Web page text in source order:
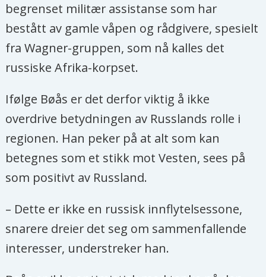
begrenset militær assistanse som har
bestått av gamle våpen og rådgivere, spesielt
fra Wagner-gruppen, som nå kalles det
russiske Afrika-korpset.
Ifølge Bøås er det derfor viktig å ikke
overdrive betydningen av Russlands rolle i
regionen. Han peker på at alt som kan
betegnes som et stikk mot Vesten, sees på
som positivt av Russland.
– Dette er ikke en russisk innflytelsessone,
snarere dreier det seg om sammenfallende
interesser, understreker han.